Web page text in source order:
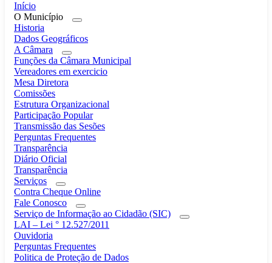
Início
O Município
Historia
Dados Geográficos
A Câmara
Funções da Câmara Municipal
Vereadores em exercicio
Mesa Diretora
Comissões
Estrutura Organizacional
Participação Popular
Transmissão das Sesões
Perguntas Frequentes
Transparência
Diário Oficial
Transparência
Serviços
Contra Cheque Online
Fale Conosco
Serviço de Informação ao Cidadão (SIC)
LAI – Lei ° 12.527/2011
Ouvidoria
Perguntas Frequentes
Politica de Proteção de Dados